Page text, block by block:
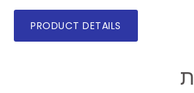
PRODUCT DETAILS